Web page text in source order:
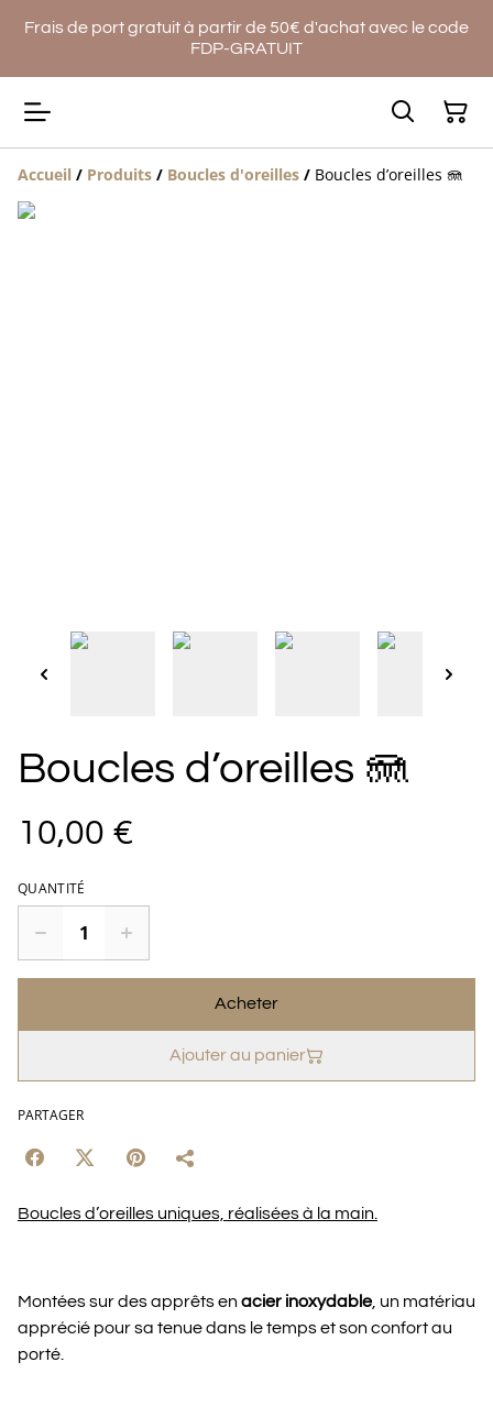
Frais de port gratuit à partir de 50€ d'achat avec le code
FDP-GRATUIT
Accueil / Produits / Boucles d'oreilles / Boucles d’oreilles 🪼
Boucles d’oreilles 🪼
10,00 €
QUANTITÉ
Acheter
Ajouter au panier
PARTAGER
Boucles d’oreilles uniques, réalisées à la main.
Montées sur des apprêts enacier inoxydable, un matériau
apprécié pour sa tenue dans le temps et son confort au
porté.